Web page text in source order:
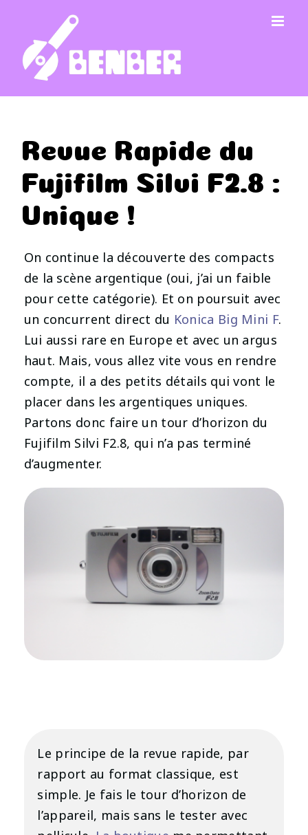
contenu
Revue Rapide du
Fujifilm Silvi F2.8 :
Unique !
On continue la découverte des compacts
de la scène argentique (oui, j’ai un faible
pour cette catégorie). Et on poursuit avec
un concurrent direct du Konica Big Mini F.
Lui aussi rare en Europe et avec un argus
haut. Mais, vous allez vite vous en rendre
compte, il a des petits détails qui vont le
placer dans les argentiques uniques.
Partons donc faire un tour d’horizon du
Fujifilm Silvi F2.8, qui n’a pas terminé
d’augmenter.
Le principe de la revue rapide, par
rapport au format classique, est
simple. Je fais le tour d’horizon de
l’appareil, mais sans le tester avec